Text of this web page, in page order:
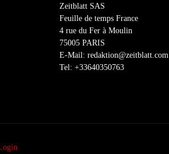
Zeitblatt SAS
Feuille de temps France
4 rue du Fer à Moulin
75005 PARIS
E-Mail: redaktion@zeitblatt.com
Tel: +33640350763